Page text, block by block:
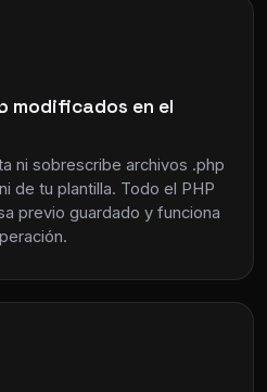
modificados en el
ni sobrescribe archivos .php
de tu plantilla. Todo el PHP
previo guardado y funciona